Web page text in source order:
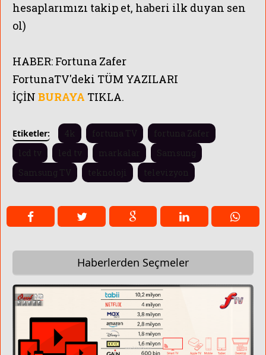
hesaplarımızı takip et, haberi ilk duyan sen
ol)
HABER: Fortuna Zafer
FortunaTV'deki TÜM YAZILARI
İÇİN BURAYA TIKLA.
Etiketler: 4k fortuna TV
fortuna Zafer
lcd tv
led tv markalar
Samsung
Samsung TV
teknoloji televizyon
Haberlerden Seçmeler